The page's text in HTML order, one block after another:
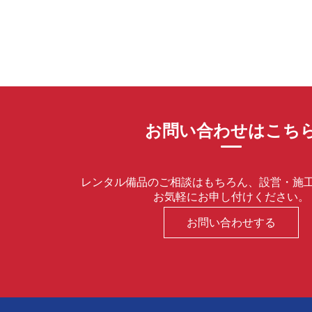
お問い合わせはこち
レンタル備品のご相談はもちろん、設営・施
お気軽にお申し付けください。
お問い合わせする